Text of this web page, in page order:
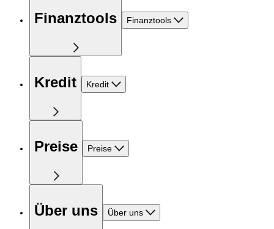
Finanztools Finanztools
Kredit Kredit
Preise Preise
Über uns Über uns